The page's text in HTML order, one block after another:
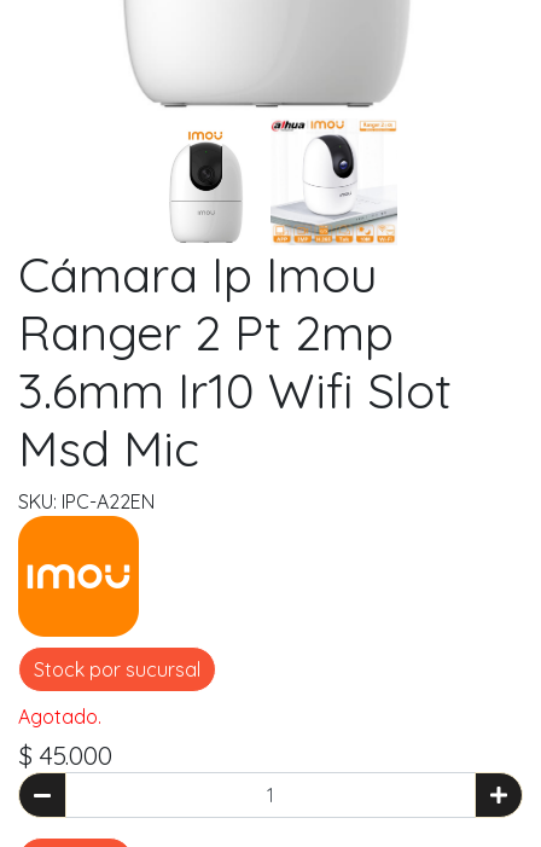
Cámara Ip Imou
Ranger 2 Pt 2mp
3.6mm Ir10 Wifi Slot
Msd Mic
SKU: IPC-A22EN
Stock por sucursal
Agotado.
$ 45.000